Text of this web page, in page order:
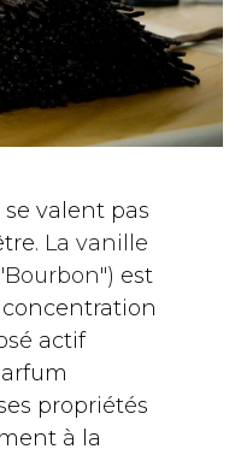
se valent pas
La vanille
est
actif
propriétés
à la